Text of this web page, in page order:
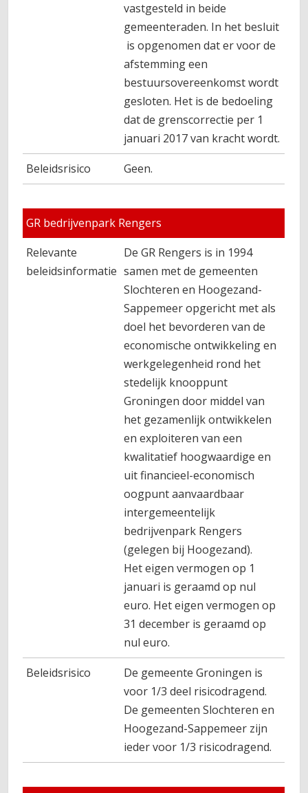
vastgesteld in beide
gemeenteraden. In het besluit
is opgenomen dat er voor de
afstemming een
bestuursovereenkomst wordt
gesloten. Het is de bedoeling
dat de grenscorrectie per 1
januari 2017 van kracht wordt.
Beleidsrisico
Geen.
GR bedrijvenpark Rengers
Relevante
beleidsinformatie
De GR Rengers is in 1994
samen met de gemeenten
Slochteren en Hoogezand-
Sappemeer opgericht met als
doel het bevorderen van de
economische ontwikkeling en
werkgelegenheid rond het
stedelijk knooppunt
Groningen door middel van
het gezamenlijk ontwikkelen
en exploiteren van een
kwalitatief hoogwaardige en
uit financieel-economisch
oogpunt aanvaardbaar
intergemeentelijk
bedrijvenpark Rengers
(gelegen bij Hoogezand).
Het eigen vermogen op 1
januari is geraamd op nul
euro. Het eigen vermogen op
31 december is geraamd op
nul euro.
Beleidsrisico
De gemeente Groningen is
voor 1/3 deel risicodragend.
De gemeenten Slochteren en
Hoogezand-Sappemeer zijn
ieder voor 1/3 risicodragend.